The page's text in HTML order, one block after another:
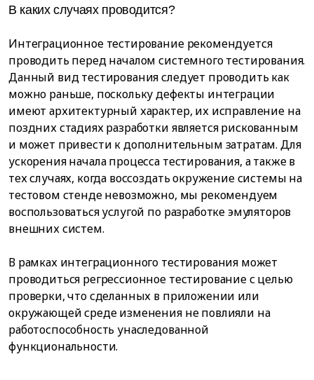
В каких случаях проводится?
Интеграционное тестирование рекомендуется
проводить перед началом системного тестирования.
Данный вид тестирования следует проводить как
можно раньше, поскольку дефекты интеграции
имеют архитектурный характер, их исправление на
поздних стадиях разработки является рискованным
и может привести к дополнительным затратам. Для
ускорения начала процесса тестирования, а также в
тех случаях, когда воссоздать окружение системы на
тестовом стенде невозможно, мы рекомендуем
воспользоваться услугой по разработке эмуляторов
внешних систем.
В рамках интеграционного тестирования может
проводиться регрессионное тестирование с целью
проверки, что сделанных в приложении или
окружающей среде изменения не повлияли на
работоспособность унаследованной
функциональности.